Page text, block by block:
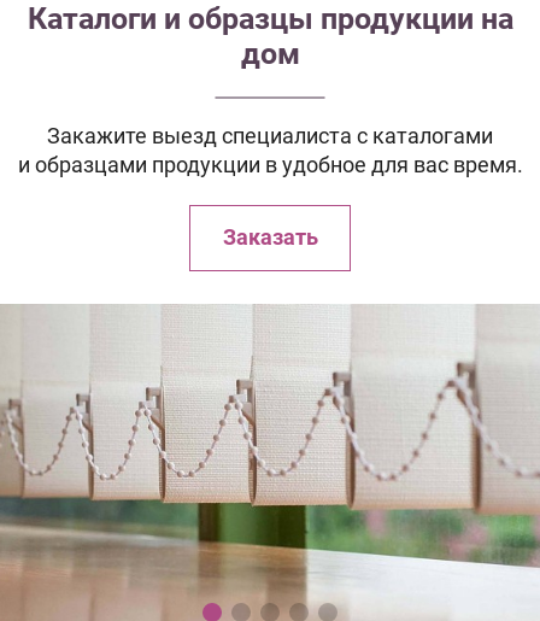
Каталоги и образцы продукции на
дом
Закажите выезд специалиста с каталогами
и образцами продукции в удобное для вас время.
Заказать